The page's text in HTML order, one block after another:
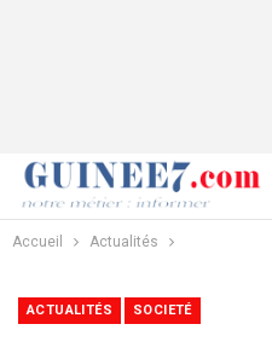
Accueil Actualités
ACTUALITÉS SOCIETÉ